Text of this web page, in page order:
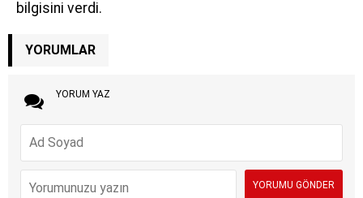
bilgisini verdi.
YORUMLAR
YORUM YAZ